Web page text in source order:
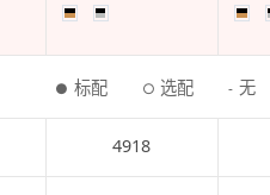
● 标配 ○ 选配 - 无
4918